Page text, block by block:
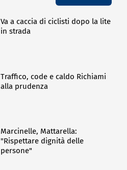
Va a caccia di ciclisti dopo la lite
in strada
Traffico, code e caldo Richiami
alla prudenza
Marcinelle, Mattarella:
"Rispettare dignità delle
persone"